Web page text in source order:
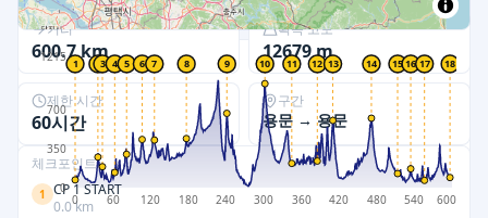
0 60 120 180 240 300 360 420 480 540 600
0
350
700
1215 1 23 4 5 6 7 8 9 10 11 12 13 14 1516 17 18
거리
600.7km
획득 고도
12679m
제한 시간
60시간
구간
용문 →용문
체크포인트
1 CP 1 START
0.0km